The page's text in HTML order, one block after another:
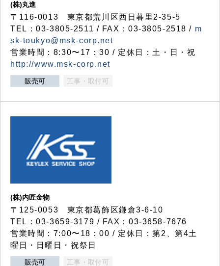
(株)丸進
〒116-0013 東京都荒川区西日暮里2-35-5
TEL：03-3805-2511 / FAX：03-3805-2518 / m
sk-toukyo@msk-corp.net
営業時間：8:30〜17：30 / 定休日：土・日・祝
http://www.msk-corp.net
販売可 工事・取付可
(株)内匠金物
〒125-0053 東京都葛飾区鎌倉3-6-10
TEL：03-3659-3179 / FAX：03-3658-7676
営業時間：7:00〜18：00 / 定休日：第2、第4土
曜日・日曜日・祝祭日
販売可 工事・取付可